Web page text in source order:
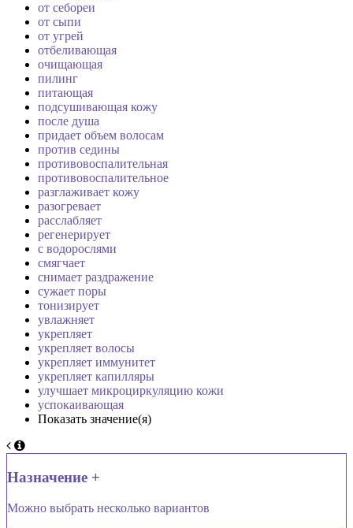
от себореи
от сыпи
от угрей
отбеливающая
очищающая
пилинг
питающая
подсушивающая кожу
после душа
придает объем волосам
против седины
противовоспалительная
противовоспалительное
разглаживает кожу
разогревает
расслабляет
регенерирует
с водорослями
смягчает
снимает раздражение
сужает поры
тонизирует
увлажняет
укрепляет
укрепляет волосы
укрепляет иммунитет
укрепляет капилляры
улучшает микроциркуляцию кожи
успокаивающая
Показать значение(я)
Назначение +
Можно выбрать несколько вариантов